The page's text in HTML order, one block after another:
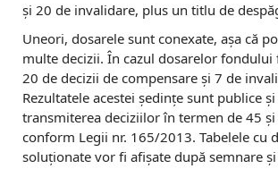
și 20 de invalidare, plus un titlu de
Uneori, dosarele sunt conexate, așa că
multe decizii. În cazul dosarelor fondului
20 de decizii de compensare și 7 de
Rezultatele acestei ședințe sunt publice
transmiterea deciziilor în termen de 45 și
conform Legii nr. 165/2013. Tabelele cu
soluționate vor fi afișate după semnare